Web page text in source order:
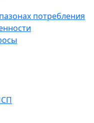
потребления